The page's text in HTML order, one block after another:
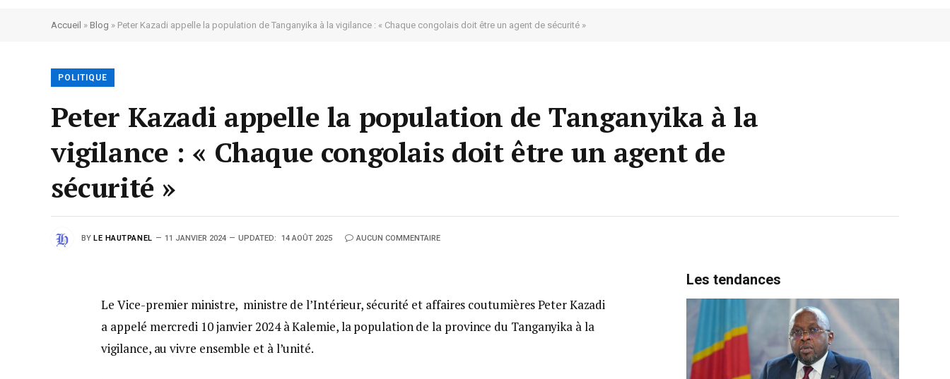
Accueil » Blog » Peter Kazadi appelle la population de Tanganyika à la vigilance : « Chaque congolais doit être un agent de sécurité »
POLITIQUE
Peter Kazadi appelle la population de Tanganyika à la
vigilance : « Chaque congolais doit être un agent de
sécurité »
BY LE HAUTPANEL 11 JANVIER 2024 UPDATED: 14 AOÛT 2025 AUCUN COMMENTAIRE
Le Vice-premier ministre, ministre de l’Intérieur, sécurité et affaires coutumières Peter Kazadi
a appelé mercredi 10 janvier 2024 à Kalemie, la population de la province du Tanganyika à la
vigilance, au vivre ensemble et à l’unité.
Les tendances